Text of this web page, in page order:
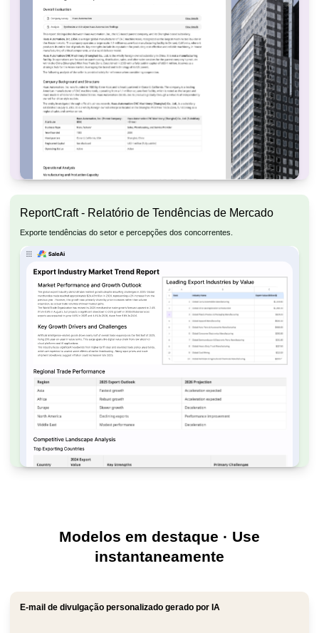
ReportCraft - Relatório de Tendências de Mercado
Exporte tendências do setor e percepções dos concorrentes.
Modelos em destaque · Use
instantaneamente
E-mail de divulgação personalizado gerado por IA